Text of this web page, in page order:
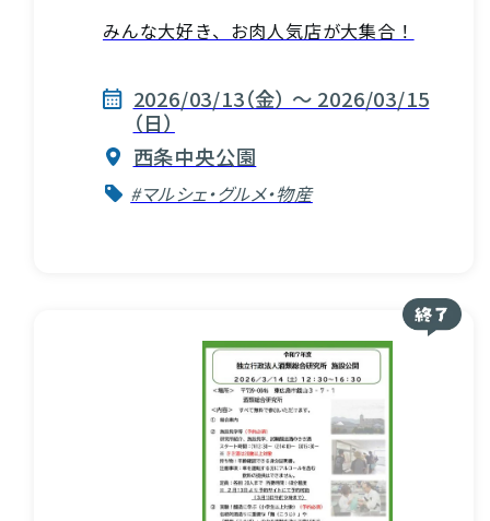
みんな大好き、お肉人気店が大集合！
2026/03/13（金） ～ 2026/03/15
（日）
西条中央公園
#マルシェ・グルメ・物産